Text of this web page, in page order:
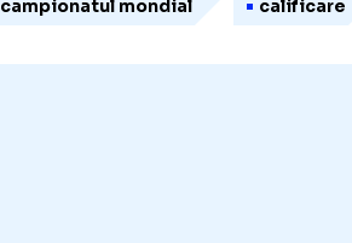
campionatul mondial calificare